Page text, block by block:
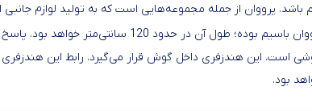
پرووان از جمله مجموعه‌هایی است که به تولید لوازم
بود.